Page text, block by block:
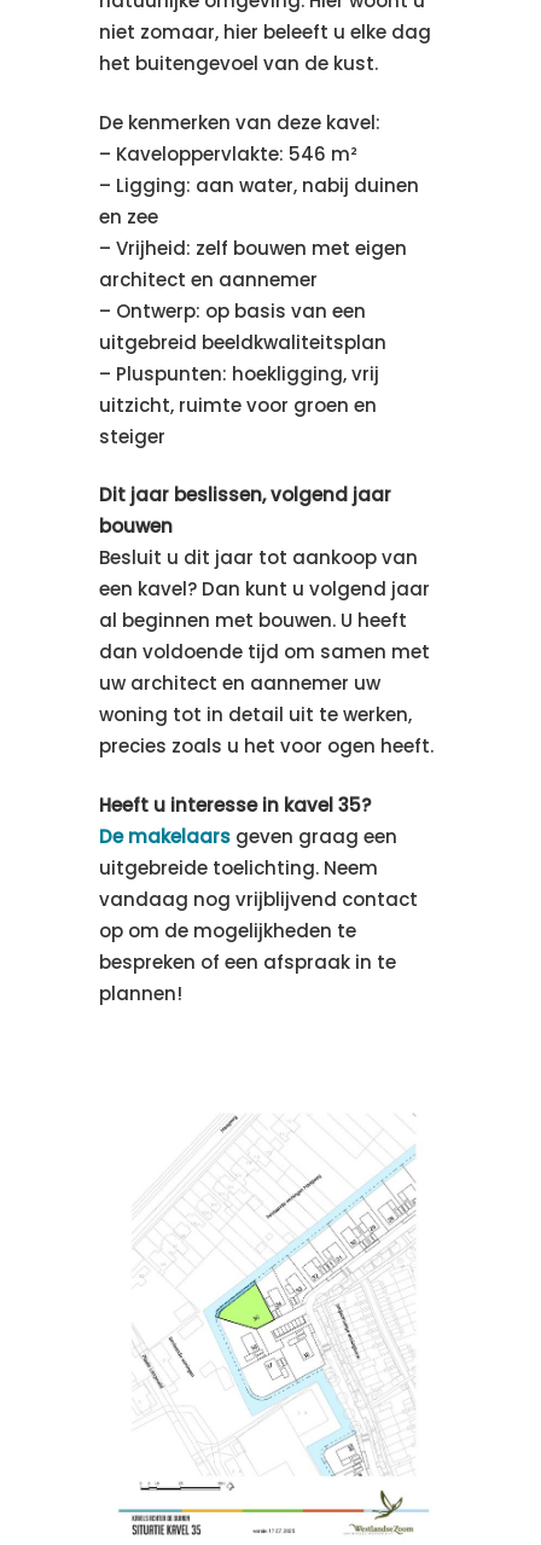
niet zomaar, hier beleeft u elke dag
het buitengevoel van de kust.
De kenmerken van deze kavel:
– Kaveloppervlakte: 546 m²
– Ligging: aan water, nabij duinen
en zee
– Vrijheid: zelf bouwen met eigen
architect en aannemer
– Ontwerp: op basis van een
uitgebreid beeldkwaliteitsplan
– Pluspunten: hoekligging, vrij
uitzicht, ruimte voor groen en
steiger
Dit jaar beslissen, volgend jaar
bouwen
Besluit u dit jaar tot aankoop van
een kavel? Dan kunt u volgend jaar
al beginnen met bouwen. U heeft
dan voldoende tijd om samen met
uw architect en aannemer uw
woning tot in detail uit te werken,
precies zoals u het voor ogen heeft.
Heeft u interesse in kavel 35?
De makelaars geven graag een
uitgebreide toelichting. Neem
vandaag nog vrijblijvend contact
op om de mogelijkheden te
bespreken of een afspraak in te
plannen!